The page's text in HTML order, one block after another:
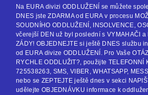
Na EURA divizi ODDLUŽENÍ se můžete
DNES jste ZDARMA od EURA v procesu
SOUDNÍHO ODDLUŽENÍ, INSOLVENCE,
včerejší DEN už byl poslední s VYMAHAČI a
ZÁDY! OBJEDNEJTE si ještě DNES službu
od EURA divize ODDLUŽENÍ. Pro Vaše
RYCHLE ODDLUŽIT?, použijte TELEFONNÍ
725538263, SMS, VIBER, WHATSAPP,
nebo se ZEPTEJTE ještě dnes v sekci
udělejte OBJEDNÁVKU informace k